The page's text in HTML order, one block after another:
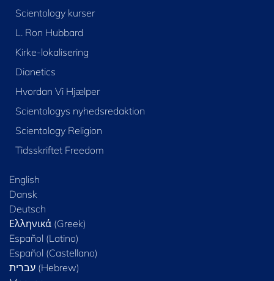
Scientology kurser
L. Ron Hubbard
Kirke-lokalisering
Dianetics
Hvordan Vi Hjælper
Scientologys nyhedsredaktion
Scientology Religion
Tidsskriftet Freedom
English
Dansk
Deutsch
Ελληνικά (Greek)
Español (Latino)
Español (Castellano)